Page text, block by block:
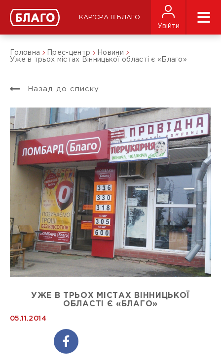
КАР'ЄРА В БЛАГО
Увійти
Головна Прес-центр
Новини
Уже в трьох містах Вінницької області є «Благо»
Назад до списку
УЖЕ В ТРЬОХ МІСТАХ ВІННИЦЬКОЇ
ОБЛАСТІ Є «БЛАГО»
05.11.2014